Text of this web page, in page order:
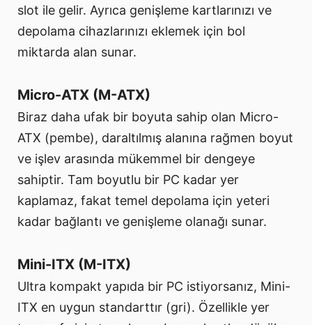
slot ile gelir. Ayrıca genişleme kartlarınızı ve
depolama cihazlarınızı eklemek için bol
miktarda alan sunar.
Micro-ATX (M-ATX)
Biraz daha ufak bir boyuta sahip olan Micro-
ATX (pembe), daraltılmış alanına rağmen boyut
ve işlev arasında mükemmel bir dengeye
sahiptir. Tam boyutlu bir PC kadar yer
kaplamaz, fakat temel depolama için yeteri
kadar bağlantı ve genişleme olanağı sunar.
Mini-ITX (M-ITX)
Ultra kompakt yapıda bir PC istiyorsanız, Mini-
ITX en uygun standarttır (gri). Özellikle yer